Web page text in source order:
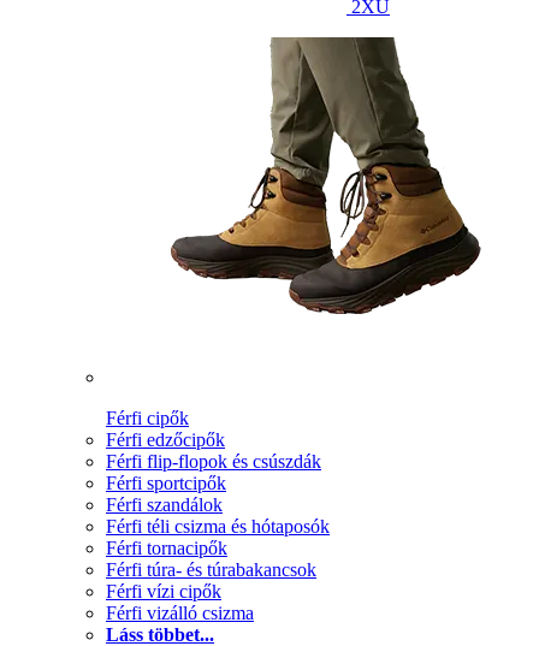
2XU
Férfi cipők
Férfi edzőcipők
Férfi flip-flopok és csúszdák
Férfi sportcipők
Férfi szandálok
Férfi téli csizma és hótaposók
Férfi tornacipők
Férfi túra- és túrabakancsok
Férfi vízi cipők
Férfi vizálló csizma
Láss többet...